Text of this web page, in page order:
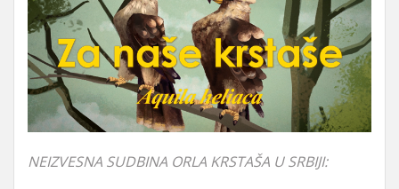
NEIZVESNA SUDBINA ORLA KRSTAŠA U SRBIJI: